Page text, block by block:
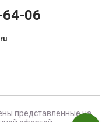
06
представленные на